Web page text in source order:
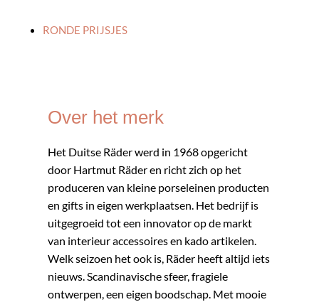
RONDE PRIJSJES
Over het merk
Het Duitse Räder werd in 1968 opgericht
door Hartmut Räder en richt zich op het
produceren van kleine porseleinen producten
en gifts in eigen werkplaatsen. Het bedrijf is
uitgegroeid tot een innovator op de markt
van interieur accessoires en kado artikelen.
Welk seizoen het ook is, Räder heeft altijd iets
nieuws. Scandinavische sfeer, fragiele
ontwerpen, een eigen boodschap. Met mooie